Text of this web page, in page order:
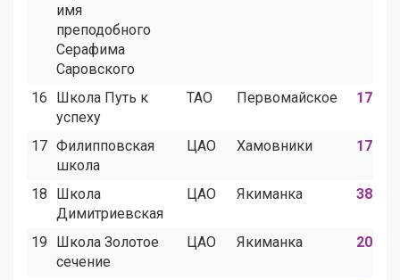
имя
преподобного
Серафима
Саровского
16
Школа Путь к
успеху
ТАО Первомайское 17
17 Филипповская
школа
ЦАО Хамовники 17
18
Школа
Димитриевская
ЦАО Якиманка 38
19
Школа Золотое
сечение
ЦАО Якиманка 20